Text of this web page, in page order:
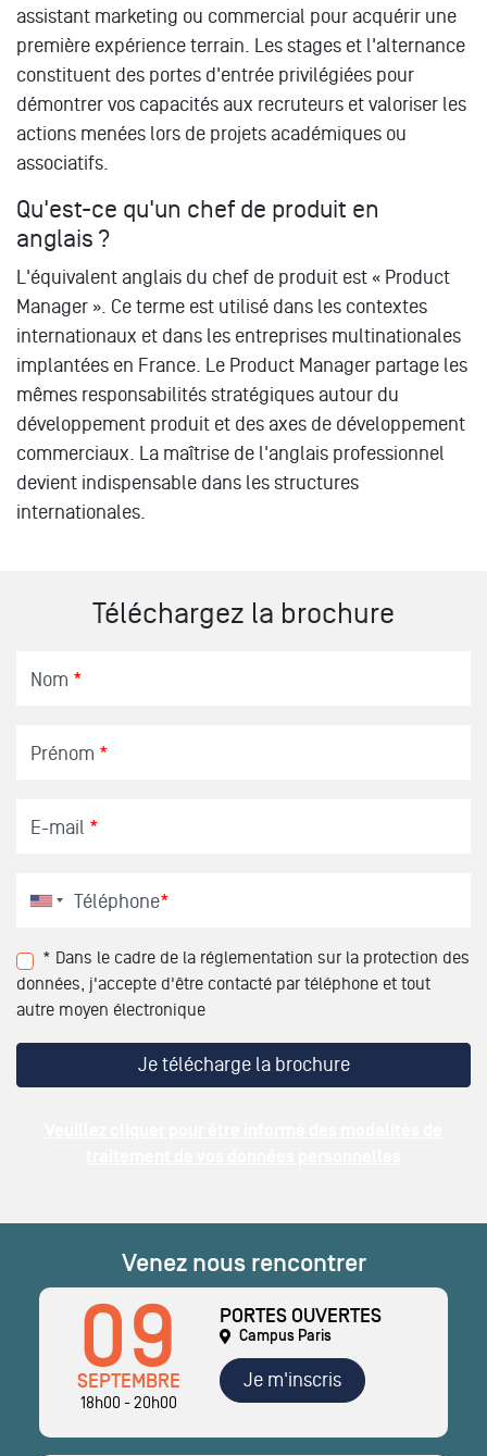
assistant marketing ou commercial pour acquérir une
première expérience terrain. Les stages et l'alternance
constituent des portes d'entrée privilégiées pour
démontrer vos capacités aux recruteurs et valoriser les
actions menées lors de projets académiques ou
associatifs.
Qu'est-ce qu'un chef de produit en
anglais ?
L'équivalent anglais du chef de produit est « Product
Manager ». Ce terme est utilisé dans les contextes
internationaux et dans les entreprises multinationales
implantées en France. Le Product Manager partage les
mêmes responsabilités stratégiques autour du
développement produit et des axes de développement
commerciaux. La maîtrise de l'anglais professionnel
devient indispensable dans les structures
internationales.
Téléchargez la brochure
Nom *
Prénom *
E-mail *
Téléphone*
* Dans le cadre de la réglementation sur la protection des
données, j'accepte d'être contacté par téléphone et tout
autre moyen électronique
Venez nous rencontrer
09
SEPTEMBRE
18h00 - 20h00
PORTES OUVERTES
Campus Paris
Je m'inscris